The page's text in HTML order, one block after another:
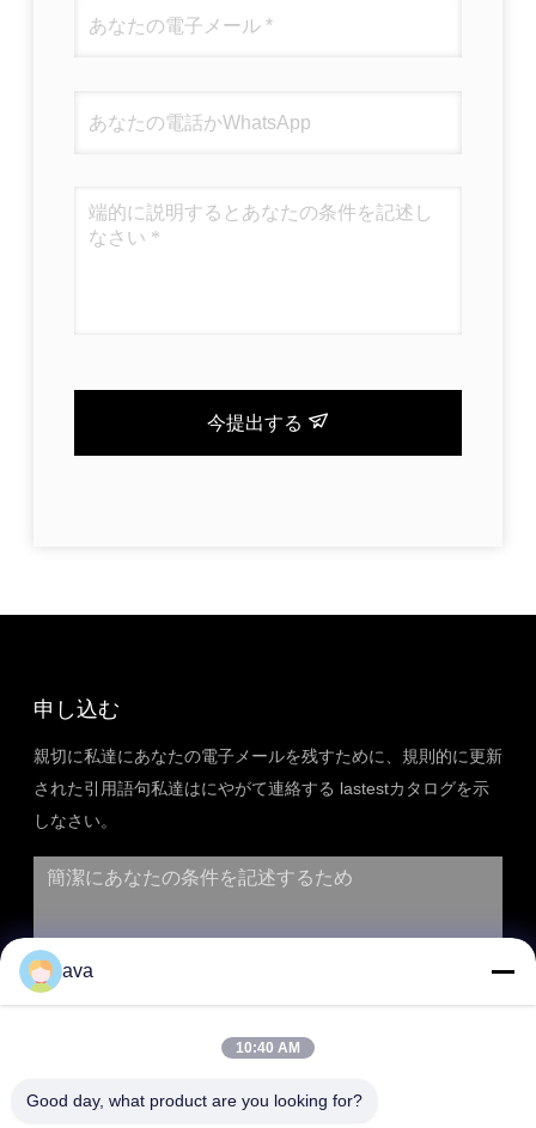
今提出する
申し込む
親切に私達にあなたの電子メールを残すために、規則的に更新
された引用語句私達はにやがて連絡する lastestカタログを示
しなさい。
送信
ava
10:40 AM
Good day, what product are you looking for?